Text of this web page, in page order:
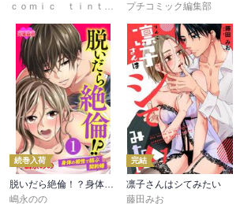
ｃｏｍｉｃ ｔｉｎｔ編集部
プチコミック編集部
続巻入荷
嶋永のの
完結
凛子さんはシてみたい
藤田みお